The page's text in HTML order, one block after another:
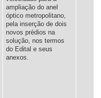
ampliação do anel
óptico metropolitano,
pela inserção de dois
novos prédios na
solução, nos termos
do Edital e seus
anexos.